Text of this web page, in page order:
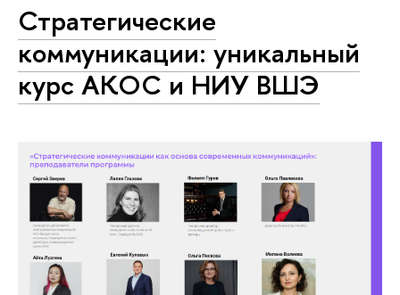
Стратегические
коммуникации: уникальный
курс АКОС и НИУ ВШЭ